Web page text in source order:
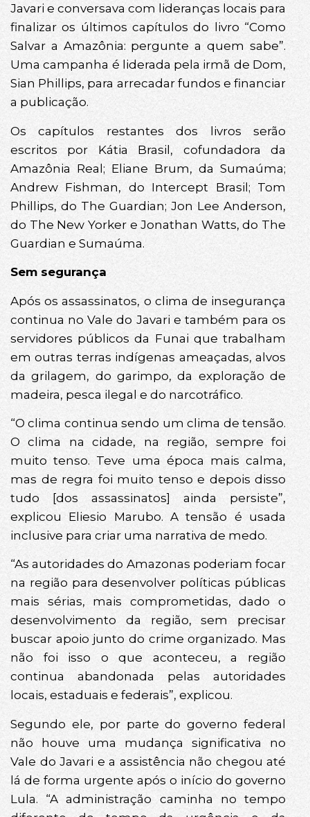
Javari e conversava com lideranças locais para
finalizar os últimos capítulos do livro “Como
Salvar a Amazônia: pergunte a quem sabe”.
Uma campanha é liderada pela irmã de Dom,
Sian Phillips, para arrecadar fundos e financiar
a publicação.
Os capítulos restantes dos livros serão
escritos por Kátia Brasil, cofundadora da
Amazônia Real; Eliane Brum, da Sumaúma;
Andrew Fishman, do Intercept Brasil; Tom
Phillips, do The Guardian; Jon Lee Anderson,
do The New Yorker e Jonathan Watts, do The
Guardian e Sumaúma.
Sem segurança
Após os assassinatos, o clima de insegurança
continua no Vale do Javari e também para os
servidores públicos da Funai que trabalham
em outras terras indígenas ameaçadas, alvos
da grilagem, do garimpo, da exploração de
madeira, pesca ilegal e do narcotráfico.
“O clima continua sendo um clima de tensão.
O clima na cidade, na região, sempre foi
muito tenso. Teve uma época mais calma,
mas de regra foi muito tenso e depois disso
tudo [dos assassinatos] ainda persiste”,
explicou Eliesio Marubo. A tensão é usada
inclusive para criar uma narrativa de medo.
“As autoridades do Amazonas poderiam focar
na região para desenvolver políticas públicas
mais sérias, mais comprometidas, dado o
desenvolvimento da região, sem precisar
buscar apoio junto do crime organizado. Mas
não foi isso o que aconteceu, a região
continua abandonada pelas autoridades
locais, estaduais e federais”, explicou.
Segundo ele, por parte do governo federal
não houve uma mudança significativa no
Vale do Javari e a assistência não chegou até
lá de forma urgente após o início do governo
Lula. “A administração caminha no tempo